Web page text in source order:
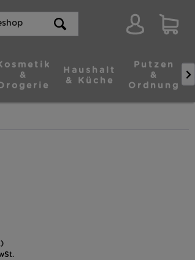
&
Drogerie
Haushalt
& Küche
Putzen
&
Ordnung
